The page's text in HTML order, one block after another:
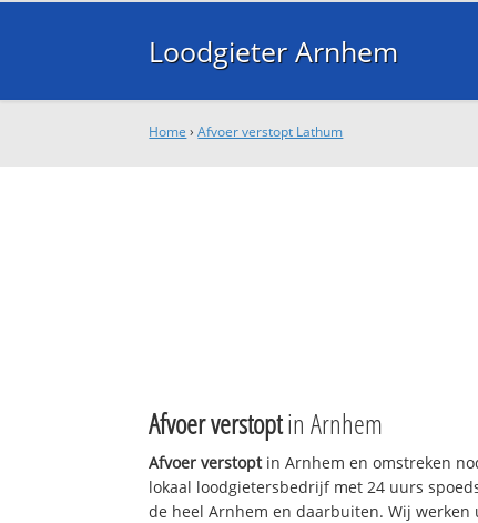
Loodgieter Arnhem
Home ›Afvoer verstopt Lathum
Afvoer verstoptin Arnhem
Afvoer verstoptin Arnhem en omstreken
lokaal loodgietersbedrijf met 24 uurs
de heel Arnhem en daarbuiten. Wij